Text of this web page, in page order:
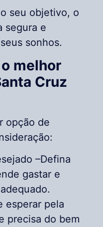
seu objetivo, o
segura e
sonhos.
melhor
Cruz
opção de
–Defina
gastar e
esperar pela
precisa do bem